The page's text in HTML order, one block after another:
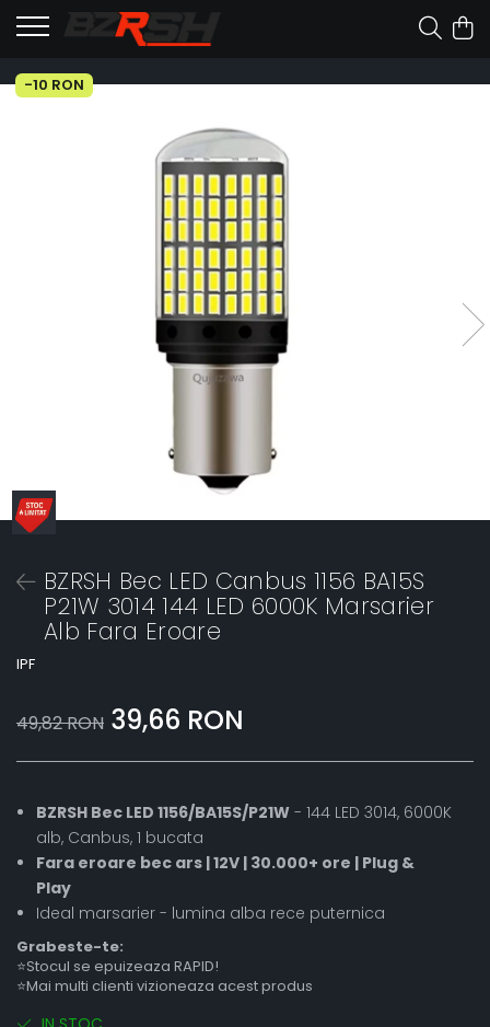
-10 RON
BZRSH Bec LED Canbus 1156 BA15S
P21W 3014 144 LED 6000K Marsarier
Alb Fara Eroare
IPF
49,82 RON 39,66 RON
BZRSH Bec LED 1156/BA15S/P21W - 144 LED 3014, 6000K
alb, Canbus, 1 bucata
Fara eroare bec ars | 12V | 30.000+ ore | Plug &
Play
Ideal marsarier - lumina alba rece puternica
Grabeste-te:
⭐Stocul se epuizeaza RAPID!
⭐Mai multi clienti vizioneaza acest produs